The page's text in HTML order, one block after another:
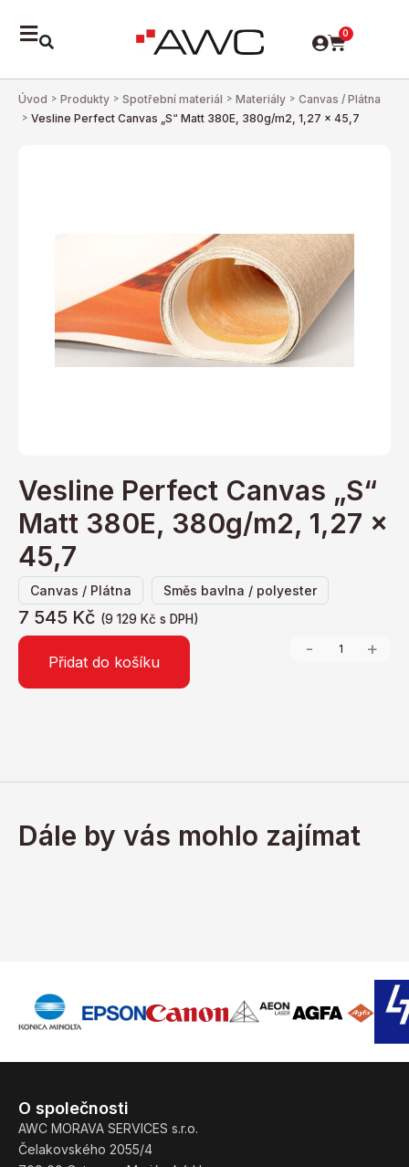
0
Úvod > Produkty > Spotřební materiál > Materiály > Canvas / Plátna
> Vesline Perfect Canvas „S“ Matt 380E, 380g/m2, 1,27 x 45,7
Canvas / Plátna Směs bavlna / polyester
Vesline Perfect Canvas „S“
Matt 380E, 380g/m2, 1,27 x
45,7
7 545 Kč (9 129 Kč s DPH)
- +
Přidat do košíku
Dále by vás mohlo zajímat
O společnosti
AWC MORAVA SERVICES s.r.o.
Čelakovského 2055/4